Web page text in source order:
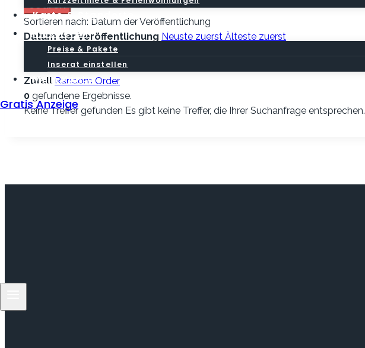
Karte & Standorte
Inserieren
Preise & Pakete
Inserat einstellen
Mein Konto
Gratis Anzeige
Search
Sortieren nach: Datum der Veröffentlichung
Datum der Veröffentlichung Neuste zuerst Älteste zuerst
Preis Billigste zuerstTeuerste zuerst
ÜberschriftVon A bis Z
Zufall Random Order
0 gefundene Ergebnisse.
Keine Treffer gefunden Es gibt keine Treffer, die Ihrer Suchanfrage entsprechen.